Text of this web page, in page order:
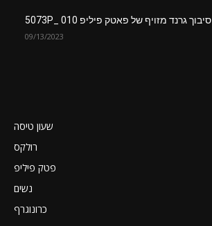
סיבוך גרנד מזויף של פאטק פיליפ 5073P_ 010
09/13/2023
שעון טיסה
רולקס
פטק פיליפ
נשים
כרונוגרף